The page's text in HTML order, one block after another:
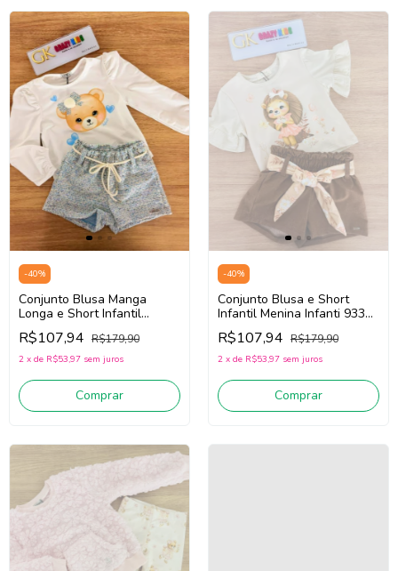
-40%
Conjunto Blusa Manga
Longa e Short Infantil
Menina Infanti 92607 (Off
White/Azul)
R$107,94 R$179,90
2 x de R$53,97 sem juros
Comprar
-40%
Conjunto Blusa e Short
Infantil Menina Infanti 93363
(Bege Claro/Marrom)
R$107,94 R$179,90
2 x de R$53,97 sem juros
Comprar